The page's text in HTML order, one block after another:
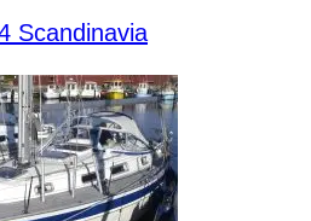
Scandinavia